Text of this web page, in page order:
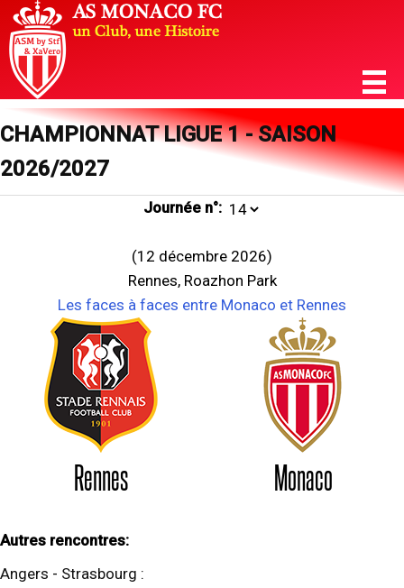
CHAMPIONNAT LIGUE 1 - SAISON
2026/2027
Journée n°:
(12 décembre 2026)
Rennes, Roazhon Park
Les faces à faces entre Monaco et Rennes
Rennes Monaco
Autres rencontres:
Angers - Strasbourg :